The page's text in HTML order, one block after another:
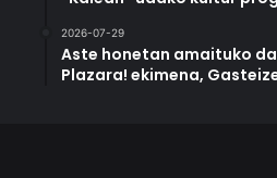
2026-07-29
Aste honetan amaituko
Plazara! ekimena,